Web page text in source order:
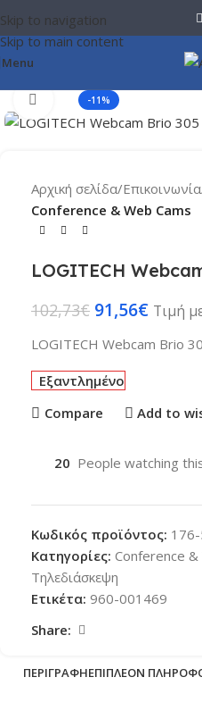
Skip to navigation
Skip to main content
Menu
-11%
Click to enlarge
Αρχική σελίδα Επικοινωνία
Conference & Web Cams
LOGITECH
102,73€ 91,56€ Τιμή
LOGITECH Webcam Brio
Εξαντλημένο
Compare
Add to
20 People watching
Κωδικός προϊόντος:
Κατηγορίες: Conference &
Τηλεδιάσκεψη
Ετικέτα: 960-001469
Share:
ΠΕΡΙΓΡΑΦΉΕΠΙΠΛΈΟΝ